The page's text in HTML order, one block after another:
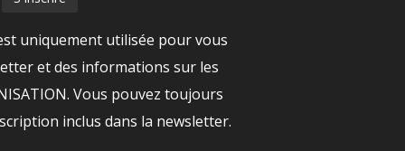
uniquement utilisée pour vous
et des informations sur les
Vous pouvez toujours
inclus dans la newsletter.